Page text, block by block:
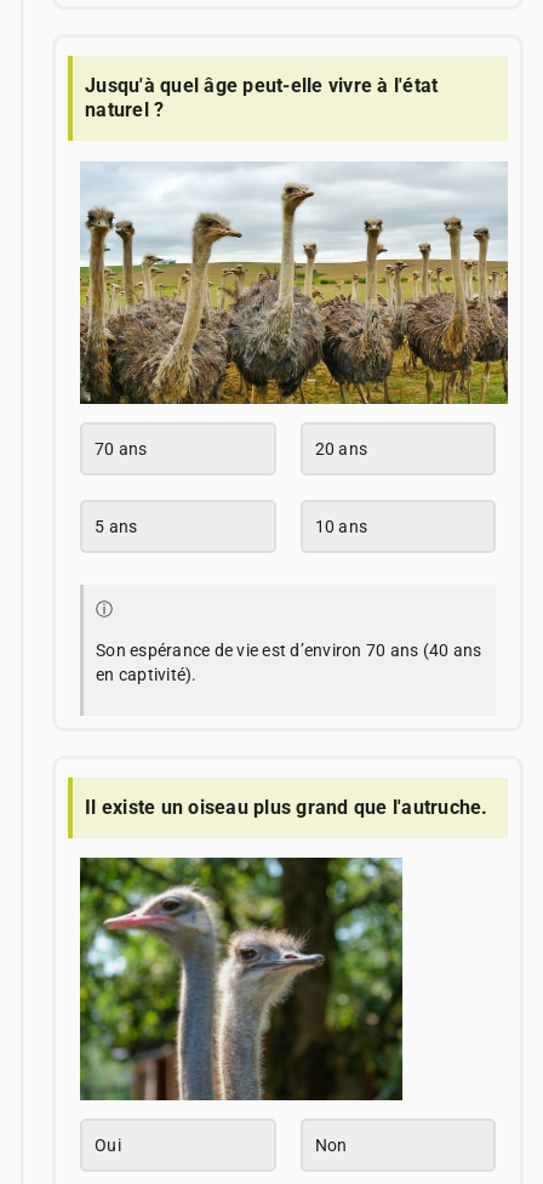
Jusqu'à quel âge peut-elle vivre à l'état
naturel ?
70 ans 20 ans
5 ans 10 ans
ⓘ
Son espérance de vie est d’environ 70 ans (40 ans
en captivité).
Il existe un oiseau plus grand que l'autruche.
Oui Non